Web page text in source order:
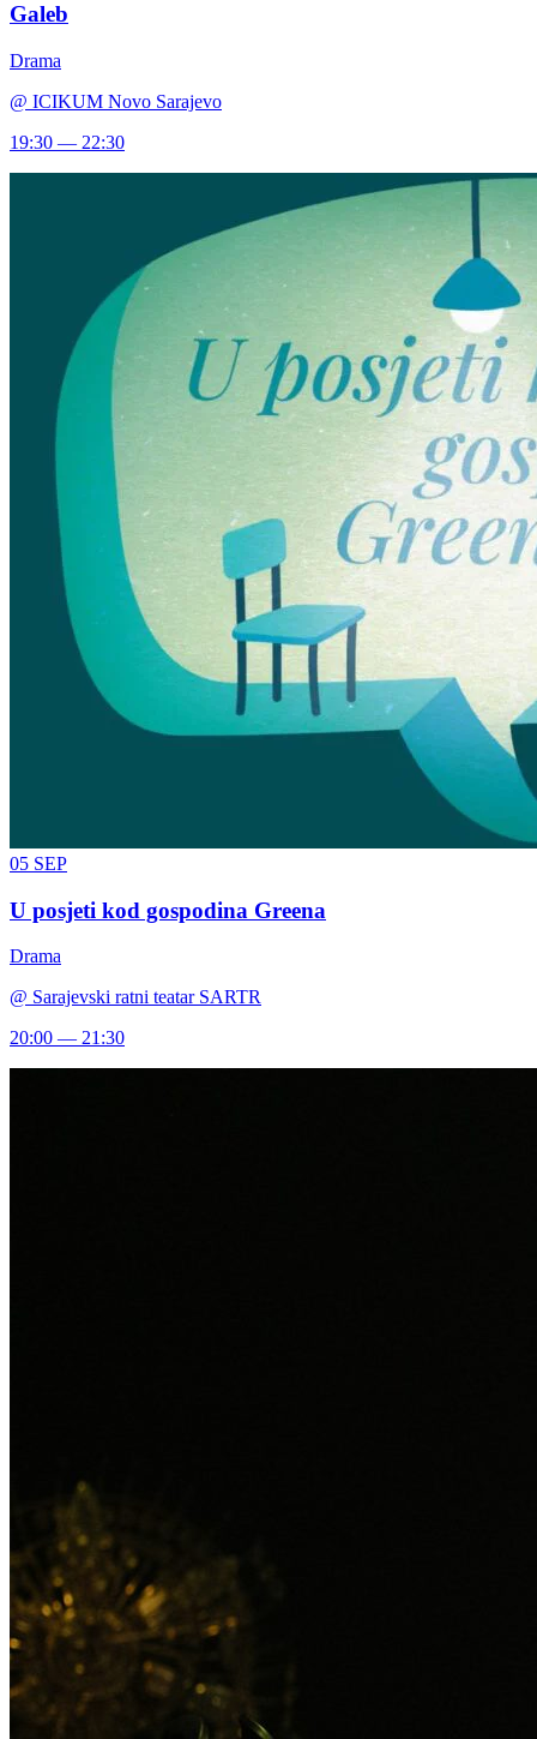
Galeb
Drama
@ ICIKUM Novo Sarajevo
19:30 — 22:30
05 SEP
U posjeti kod gospodina Greena
Drama
@ Sarajevski ratni teatar SARTR
20:00 — 21:30